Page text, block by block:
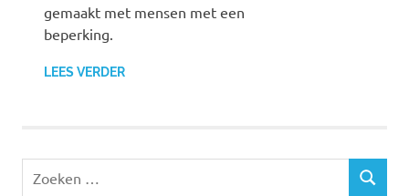
gemaakt met mensen met een
beperking.
LEES VERDER
Z